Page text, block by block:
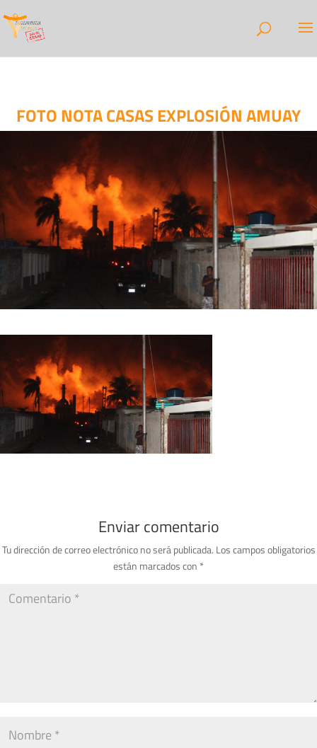
FOTO NOTA CASAS EXPLOSIÓN AMUAY
Enviar comentario
Tu dirección de correo electrónico no será publicada. Los campos obligatorios
están marcados con *